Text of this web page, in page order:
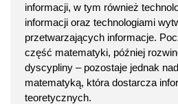
informacji, w tym również
informacji oraz technologiami
przetwarzających informacje.
część matematyki, później
dyscypliny – pozostaje jednak
matematyką, która dostarcza
teoretycznych.